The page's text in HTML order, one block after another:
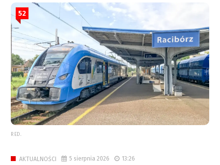
52
RED.
AKTUALNOŚCI 5 sierpnia 2026 13:26